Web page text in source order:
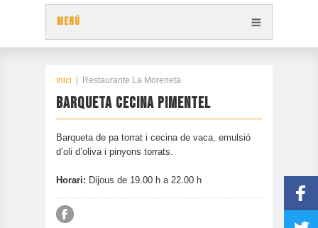
MENÚ
TAPES
PLÀNOL TAPITAST
PARTICIPA
EDICIÓ ANTERIOR
Inici Restaurante La Moreneta
BARQUETA CECINA PIMENTEL
Barqueta de pa torrat i cecina de vaca, emulsió
d’oli d’oliva i pinyons torrats.
Horari: Dijous de 19.00 h a 22.00 h